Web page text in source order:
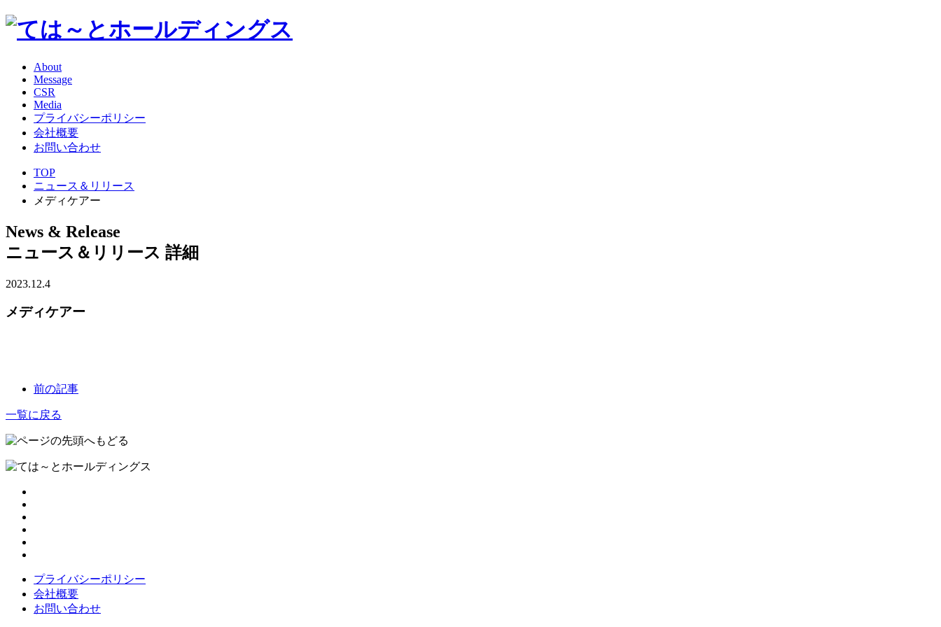
About
Message
CSR
Media
プライバシーポリシー
会社概要
お問い合わせ
TOP
ニュース＆リリース
メディケアー
News & Release
ニュース＆リリース 詳細
2023.12.4
メディケアー
前の記事
一覧に戻る
プライバシーポリシー
会社概要
お問い合わせ